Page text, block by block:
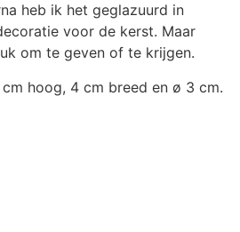
heb ik het geglazuurd in
voor de kerst. Maar
om te geven of te krijgen.
hoog, 4 cm breed en ø 3 cm.